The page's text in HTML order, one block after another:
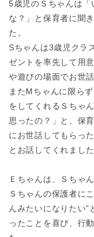
5歳児のＳちゃんは
な？」と保育者に聞
た。
Sちゃんは3歳児クラ
ゼントを率先して用
や遊びの場面でお世
またМちゃんに限ら
をしてくれるＳちゃ
思ったの？」と、保
にお世話してもらっ
とお話してくれました
Ｅちゃんは、Ｓちゃ
Ｓちゃんの保護者に
んみたいになりたい”
ったことを喜び、行